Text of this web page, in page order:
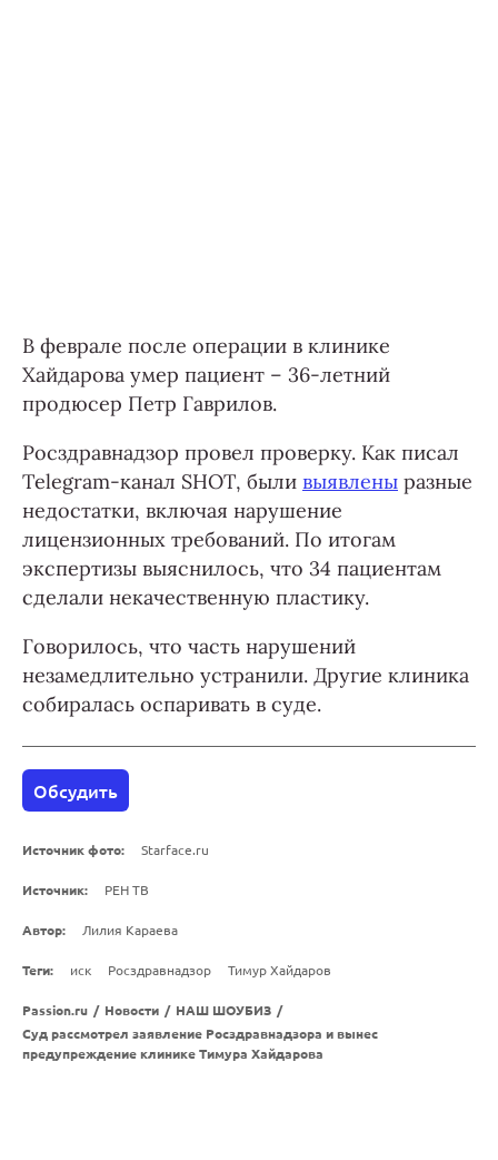
В феврале после операции в клинике
Хайдарова умер пациент – 36-летний
продюсер Петр Гаврилов.
Росздравнадзор провел проверку. Как писал
Telegram-канал SHOT, были выявлены разные
недостатки, включая нарушение
лицензионных требований. По итогам
экспертизы выяснилось, что 34 пациентам
сделали некачественную пластику.
Говорилось, что часть нарушений
незамедлительно устранили. Другие клиника
собиралась оспаривать в суде.
Обсудить
Источник фото: Starface.ru
Источник: РЕН ТВ
Автор: Лилия Караева
Теги: иск Росздравнадзор Тимур Хайдаров
Passion.ru / Новости / НАШ ШОУБИЗ /
Суд рассмотрел заявление Росздравнадзора и вынес
предупреждение клинике Тимура Хайдарова